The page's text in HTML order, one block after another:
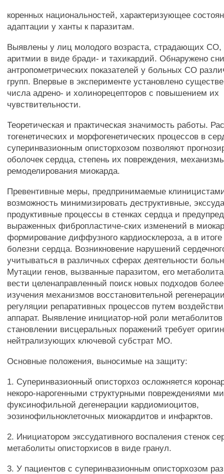
коренных национальностей, характеризующее
адаптации у ханты к паразитам.
Выявлены у лиц молодого возраста, страдающих СО,
аритмии в виде бради- и тахикардий. Обнаружено
антропометрических показателей у больных СО
групп. Впервые в эксперименте установлено
числа адрено- и холинорецепторов с повышением их
чувствительности.
Теоретическая и практическая значимость работы.
тогенетических и морфогенетических процессов в
суперинвазионным описторхозом позволяют
оболочек сердца, степень их повреждения,
ремоделирования миокарда.
Превентивные меры, предпринимаемые
возможность минимизировать деструктивные,
продуктивные процессы в стенках сердца и
выраженных фибропластиче-ских изменений в
формирование диффузного кардиосклероза, а в
болезни сердца. Возникновение нарушений
учитываться в различных сферах деятельности
Мутации генов, вызванные паразитом, его
вести целенаправленный поиск новых подходов более
изучения механизмов восстановительной
регуляции репаративных процессов путем
аппарат. Выявление инициатор-ной роли
становлении висцеральных поражений требует
нейтрализующих ключевой субстрат МО.
Основные положения, выносимые на защиту:
1. Суперинвазионный описторхоз осложняется
некоро-нарогенными структурными повреждениями
фуксинофильной дегенерации кардиомиоцитов,
эозинофильноклеточных миокардитов и инфарктов.
2. Инициатором экссудативного воспаления стенок
метаболиты описторхисов в виде гранул.
3. У пациентов с суперинвазионным описторхозом